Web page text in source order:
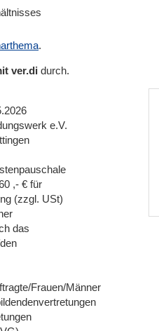
.
ver.di durch.
e.V.
,- € für
(zzgl. USt)
das
Frauen/Männer